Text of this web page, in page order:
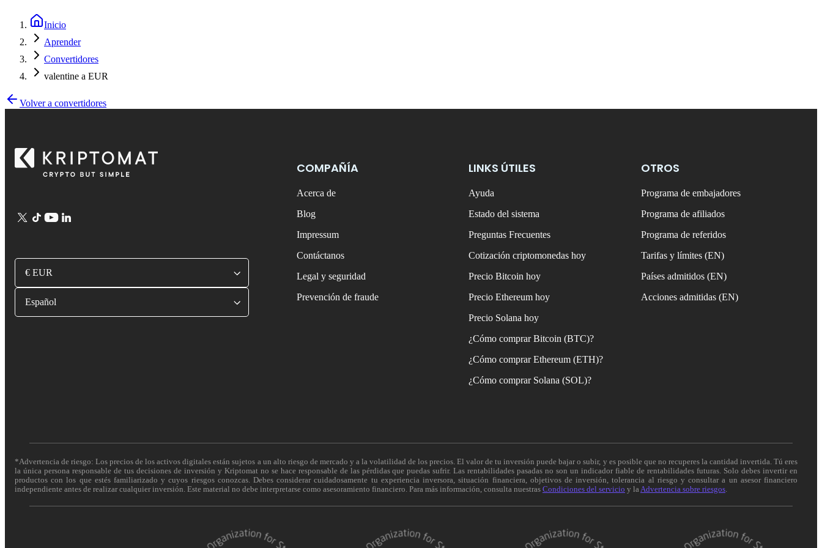
Inicio
Aprender
Convertidores
valentine a EUR
Volver a convertidores
€ EUR
Español
COMPAÑÍA
Acerca de
Blog
Impressum
Contáctanos
Legal y seguridad
Prevención de fraude
LINKS ÚTILES
Ayuda
Estado del sistema
Preguntas Frecuentes
Cotización criptomonedas hoy
Precio Bitcoin hoy
Precio Ethereum hoy
Precio Solana hoy
¿Cómo comprar Bitcoin (BTC)?
¿Cómo comprar Ethereum (ETH)?
¿Cómo comprar Solana (SOL)?
OTROS
Programa de embajadores
Programa de afiliados
Programa de referidos
Tarifas y límites (EN)
Países admitidos (EN)
Acciones admitidas (EN)
*Advertencia de riesgo: Los precios de los activos digitales están sujetos a un alto riesgo de mercado y a la volatilidad de los precios. El valor de tu inversión puede bajar o subir, y es posible que no recuperes la cantidad invertida. Tú eres
la única persona responsable de tus decisiones de inversión y Kriptomat no se hace responsable de las pérdidas que puedas sufrir. Las rentabilidades pasadas no son un indicador fiable de rentabilidades futuras. Solo debes invertir en
productos con los que estés familiarizado y cuyos riesgos conozcas. Debes considerar cuidadosamente tu experiencia inversora, situación financiera, objetivos de inversión, tolerancia al riesgo y consultar a un asesor financiero
independiente antes de realizar cualquier inversión. Este material no debe interpretarse como asesoramiento financiero. Para más información, consulta nuestras Condiciones del servicio y la Advertencia sobre riesgos